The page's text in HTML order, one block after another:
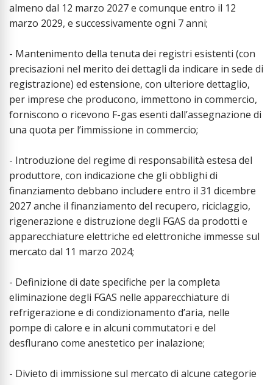
almeno dal 12 marzo 2027 e comunque entro il 12
marzo 2029, e successivamente ogni 7 anni;
- Mantenimento della tenuta dei registri esistenti (con
precisazioni nel merito dei dettagli da indicare in sede di
registrazione) ed estensione, con ulteriore dettaglio,
per imprese che producono, immettono in commercio,
forniscono o ricevono F-gas esenti dall’assegnazione di
una quota per l’immissione in commercio;
- Introduzione del regime di responsabilità estesa del
produttore, con indicazione che gli obblighi di
finanziamento debbano includere entro il 31 dicembre
2027 anche il finanziamento del recupero, riciclaggio,
rigenerazione e distruzione degli FGAS da prodotti e
apparecchiature elettriche ed elettroniche immesse sul
mercato dal 11 marzo 2024;
- Definizione di date specifiche per la completa
eliminazione degli FGAS nelle apparecchiature di
refrigerazione e di condizionamento d’aria, nelle
pompe di calore e in alcuni commutatori e del
desflurano come anestetico per inalazione;
- Divieto di immissione sul mercato di alcune categorie